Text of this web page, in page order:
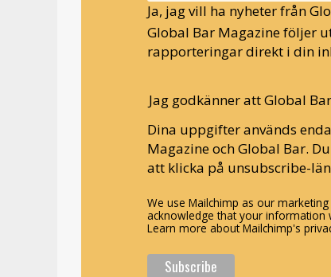
Ja, jag vill ha nyheter från
Global Bar Magazine följer
rapporteringar direkt i din
Jag godkänner att Global
Dina uppgifter används
Magazine och Global Bar.
att klicka på unsubscribe-
We use Mailchimp as our
acknowledge that your information
Learn more about Mailchimp's